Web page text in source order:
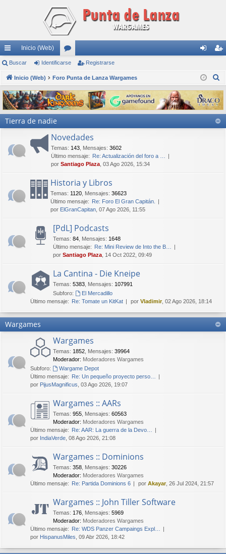
nl
ac
es
rá
pi
Inicio (Web)
or
os nti
fic
ar
ist
ra
rs
e
Buscar Identificarse Registrarse
Inicio (Web) Foro Punta de Lanza Wargames
s
c
Tierra de nadie
Novedades
Temas: 143 Mensajes: 3602
Último mensaje: Re: Actualización del foro a …
por Santiago Plaza , 03 Ago 2026, 15:34
Historia y Libros
Temas: 1120 Mensajes: 36623
Último mensaje: Re: Foro El Gran Capitán.
por ElGranCapitan , 07 Ago 2026, 11:55
[PdL] Podcasts
Temas: 84 Mensajes: 1648
Último mensaje: Re: Mini Review de Into the B…
por Santiago Plaza , 14 Oct 2022, 09:49
La Cantina - Die Kneipe
Temas: 5383 Mensajes: 107991
Subforo:
El Mercadillo
Último mensaje: Re: Tomate un KitKat por Vladimir, 02 Ago 2026, 18:14
Wargames
Wargames
Temas: 1852 Mensajes: 39964
Moderador: Moderadores Wargames
Subforo:
Wargame Depot
Último mensaje: Re: Un pequeño proyecto perso…
por PijusMagnificus , 03 Ago 2026, 19:07
Wargames :: AARs
Temas: 955 Mensajes: 60563
Moderador: Moderadores Wargames
Último mensaje: Re: AAR: La guerra de la Devo…
por IndiaVerde , 08 Ago 2026, 21:08
Wargames :: Dominions
Temas: 358 Mensajes: 30226
Moderador: Moderadores Wargames
Último mensaje: Re: Partida Dominions 6 por Akayar, 26 Jul 2024, 21:57
Wargames :: John Tiller Software
Temas: 176 Mensajes: 5969
Moderador: Moderadores Wargames
Último mensaje: Re: WDS Panzer Campaings Expl…
por HispanusMiles , 09 Abr 2026, 18:42